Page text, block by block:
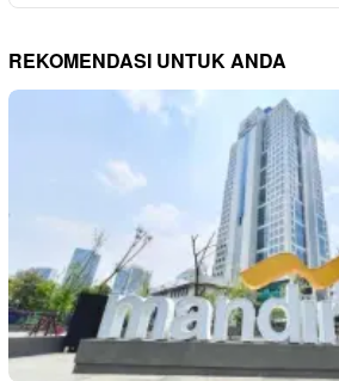
REKOMENDASI UNTUK ANDA